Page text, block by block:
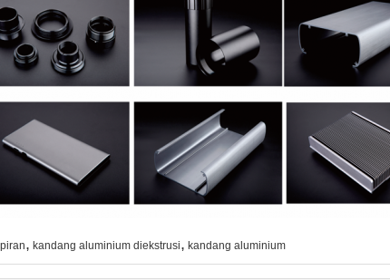
, kandang aluminium diekstrusi, kandang aluminium